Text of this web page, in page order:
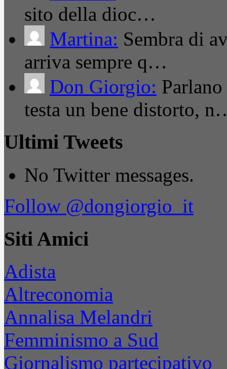
sito della dioc…
Martina: Sembra di
arriva sempre q…
Don Giorgio:
testa un bene distorto,
Ultimi Tweets
No Twitter messages.
Follow @dongiorgio_it
Siti Amici
Adista
Altreconomia
Annalisa Melandri
Femminismo a Sud
Giornalismo partecipativo